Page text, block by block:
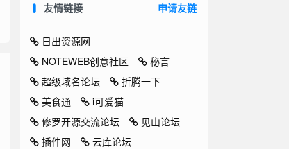
友情链接 申请友链
日出资源网
NOTEWEB创意社区
秘言
超级域名论坛
折腾一下
美食通
i可爱猫
修罗开源交流论坛
见山论坛
插件网
云库论坛